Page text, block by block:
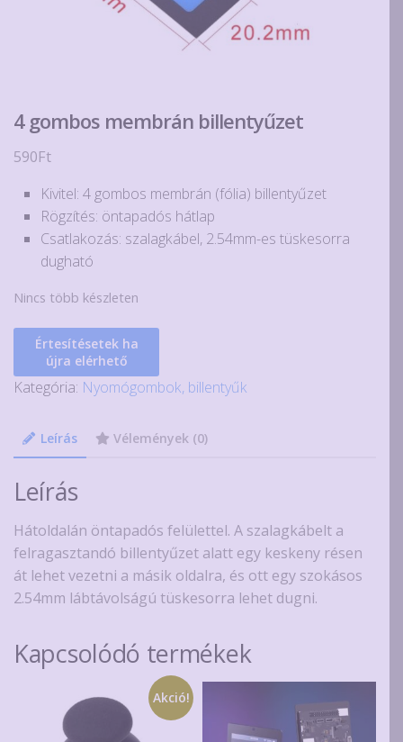
4 gombos membrán billentyűzet
590Ft
Kivitel: 4 gombos membrán (fólia) billentyűzet
Rögzítés: öntapadós hátlap
Csatlakozás: szalagkábel, 2.54mm-es tüskesorra
dugható
Nincs több készleten
Értesítésetek ha
újra elérhető
Kategória: Nyomógombok, billentyűk
Leírás Vélemények (0)
Leírás
Hátoldalán öntapadós felülettel. A szalagkábelt a
felragasztandó billentyűzet alatt egy keskeny résen
át lehet vezetni a másik oldalra, és ott egy szokásos
2.54mm lábtávolságú tüskesorra lehet dugni.
Kapcsolódó termékek
Akció!